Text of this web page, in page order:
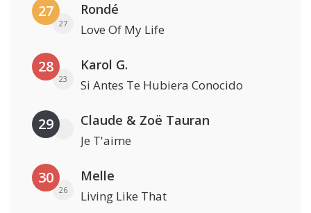
27
27
Rondé
Love Of My Life
28
23
Karol G.
Si Antes Te Hubiera Conocido
29 Claude & Zoë Tauran
Je T'aime
30
26
Melle
Living Like That